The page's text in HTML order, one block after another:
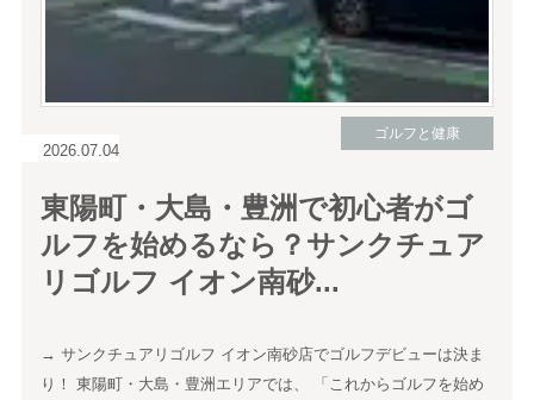
2026.07.04
ゴルフと健康
東陽町・大島・豊洲で初心者がゴ
ルフを始めるなら？サンクチュア
リゴルフ イオン南砂...
→ サンクチュアリゴルフ イオン南砂店でゴルフデビューは決ま
り！ 東陽町・大島・豊洲エリアでは、 「これからゴルフを始め